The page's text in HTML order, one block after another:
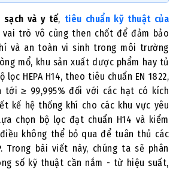
sạch và y tế, tiêu chuẩn kỹ thuật của
vai trò vô cùng then chốt để đảm bảo
và an toàn vi sinh trong môi trường
mổ, khu sản xuất dược phẩm hay tủ
HEPA H14, theo tiêu chuẩn EN 1822,
tới ≥ 99,995% đối với các hạt có kích
kế hệ thống khí cho các khu vực yêu
chọn bộ lọc đạt chuẩn H14 và kiểm
không thể bỏ qua để tuân thủ các
Trong bài viết này, chúng ta sẽ phân
số kỹ thuật cần nắm - từ hiệu suất,